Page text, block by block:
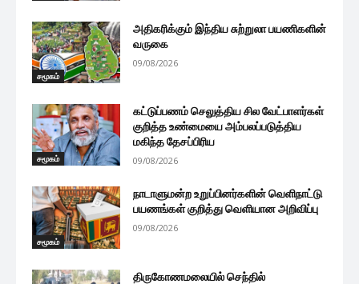
சமூகம்
அதிகரிக்கும் இந்திய சுற்றுலா பயணிகளின்
வருகை
09/08/2026
சமூகம்
கட்டுப்பணம் செலுத்திய சில வேட்பாளர்கள்
குறித்த உண்மையை அம்பலப்படுத்திய
மகிந்த தேசப்பிரிய
09/08/2026
சமூகம்
நாடாளுமன்ற உறுப்பினர்களின் வெளிநாட்டு
பயணங்கள் குறித்து வெளியான அறிவிப்பு
09/08/2026
திருகோணமலையில் செந்தில்